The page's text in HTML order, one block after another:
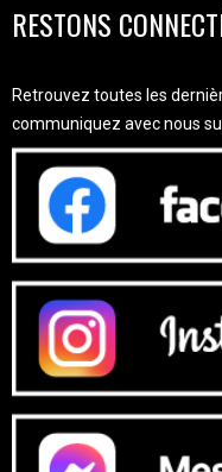
RESTONS
Retrouvez toutes les
communiquez avec nous